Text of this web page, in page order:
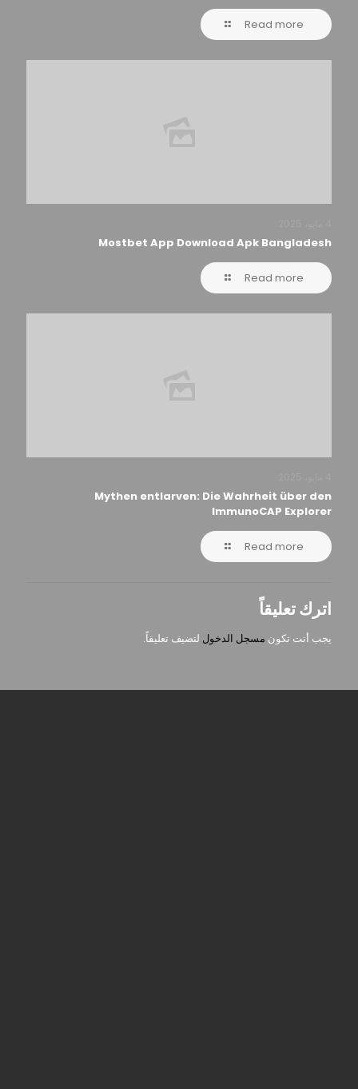
Read more
Mostbet App Download Apk Bangladesh
Read more
Mythen entlarven: Die Wahrheit über den
ImmunoCAP Explorer
Read more
اترك تعليقاً
يجب أنت تكون مسجل الدخول لتضيف تعليقاً.